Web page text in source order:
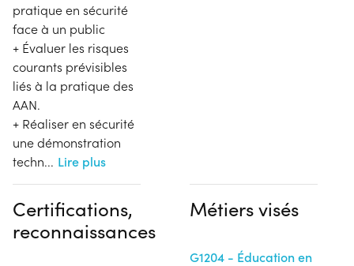
pratique en sécurité
face à un public
+ Évaluer les risques
courants prévisibles
liés à la pratique des
AAN.
+ Réaliser en sécurité
une démonstration
techn... Lire plus
Certifications,
reconnaissances
Métiers visés
G1204 - Éducation en